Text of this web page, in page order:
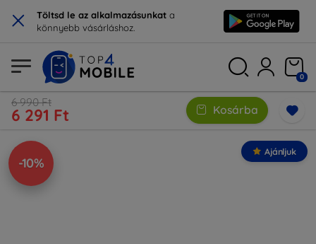
× Töltsd le az alkalmazásunkat a
könnyebb vásárláshoz.
0
6 990 Ft
6 291 Ft Kosárba
-10%
Ajánljuk